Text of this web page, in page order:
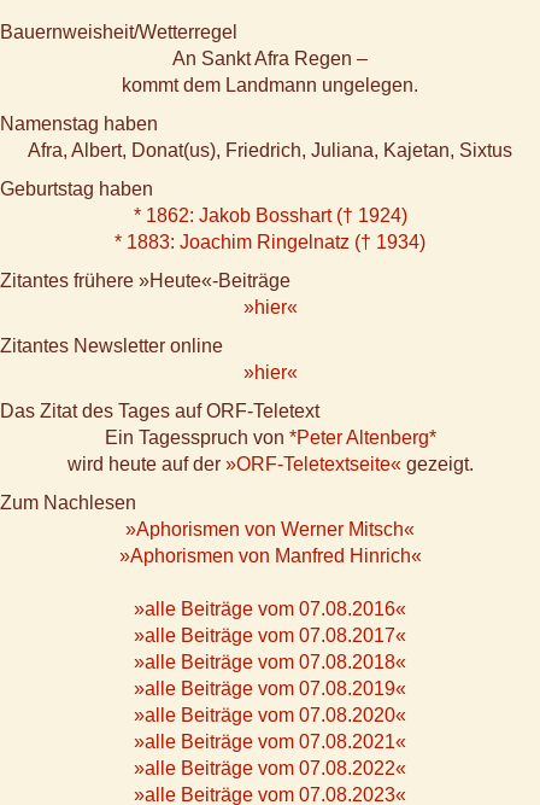
Bauernweisheit/Wetterregel
An Sankt Afra Regen –
kommt dem Landmann ungelegen.
Namenstag haben
Afra, Albert, Donat(us), Friedrich, Juliana, Kajetan, Sixtus
Geburtstag haben
* 1862: Jakob Bosshart († 1924)
* 1883: Joachim Ringelnatz († 1934)
Zitantes frühere »Heute«-Beiträge
»hier«
Zitantes Newsletter online
»hier«
Das Zitat des Tages auf ORF-Teletext
Ein Tagesspruch von *Peter Altenberg*
wird heute auf der »ORF-Teletextseite« gezeigt.
Zum Nachlesen
»Aphorismen von Werner Mitsch«
»Aphorismen von Manfred Hinrich«
»alle Beiträge vom 07.08.2016«
»alle Beiträge vom 07.08.2017«
»alle Beiträge vom 07.08.2018«
»alle Beiträge vom 07.08.2019«
»alle Beiträge vom 07.08.2020«
»alle Beiträge vom 07.08.2021«
»alle Beiträge vom 07.08.2022«
»alle Beiträge vom 07.08.2023«